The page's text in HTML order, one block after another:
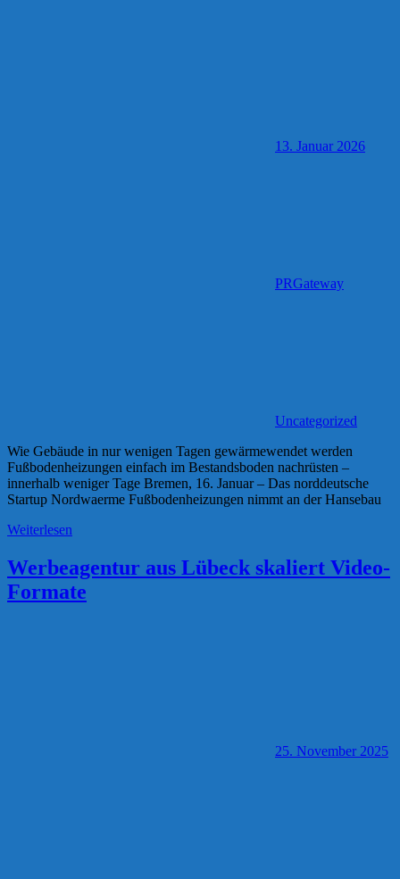
13. Januar 2026
PRGateway
Uncategorized
Wie Gebäude in nur wenigen Tagen gewärmewendet werden
Fußbodenheizungen einfach im Bestandsboden nachrüsten –
innerhalb weniger Tage Bremen, 16. Januar – Das norddeutsche
Startup Nordwaerme Fußbodenheizungen nimmt an der Hansebau
Weiterlesen
Werbeagentur aus Lübeck skaliert Video-
Formate
25. November 2025